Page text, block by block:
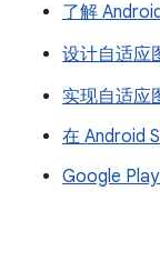
了解
设计自适应
实现自适应
在 Android
Google